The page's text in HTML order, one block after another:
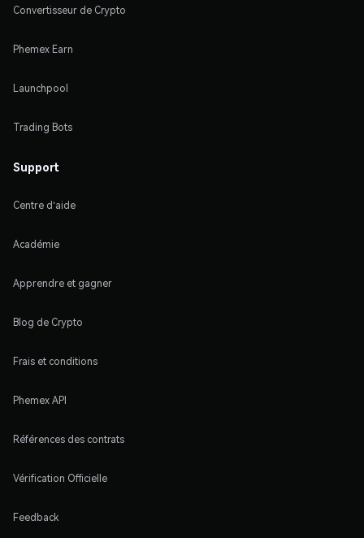
Convertisseur de Crypto
Phemex Earn
Launchpool
Trading Bots
Support
Centre d'aide
Académie
Apprendre et gagner
Blog de Crypto
Frais et conditions
Phemex API
Références des contrats
Vérification Officielle
Feedback